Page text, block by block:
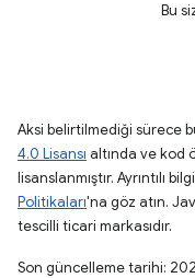
Bu
Aksi belirtilmediği sürece
4.0 Lisansı altında ve kod
lisanslanmıştır. Ayrıntılı
Politikaları'na göz atın.
tescilli ticari markasıdır.
Son güncelleme tarihi: